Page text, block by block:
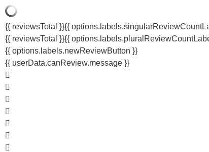
{{ reviewsTotal }}{{
{{ reviewsTotal }}{{
{{ options.labels.newReviewButton }}
{{ userData.canReview.message }}